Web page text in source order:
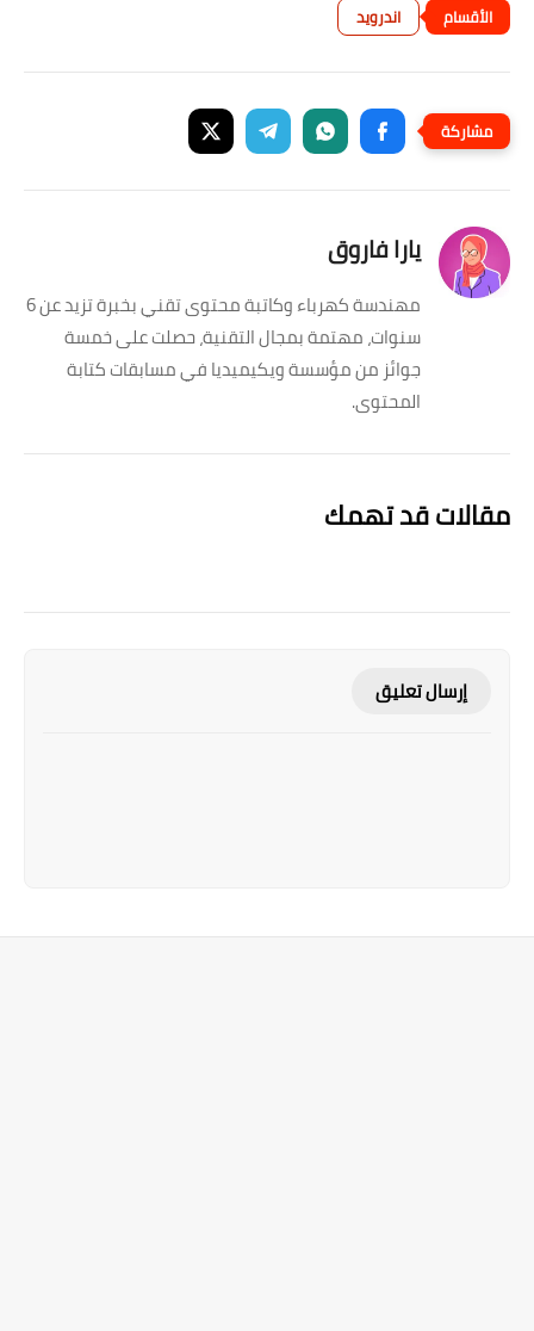
اندرويد
يارا فاروق
مهندسة كهرباء وكاتبة محتوى تقني بخبرة تزيد عن 6
سنوات، مهتمة بمجال التقنية، حصلت على خمسة
جوائز من مؤسسة ويكيميديا في مسابقات كتابة
المحتوى.
مقالات قد تهمك
إرسال تعليق